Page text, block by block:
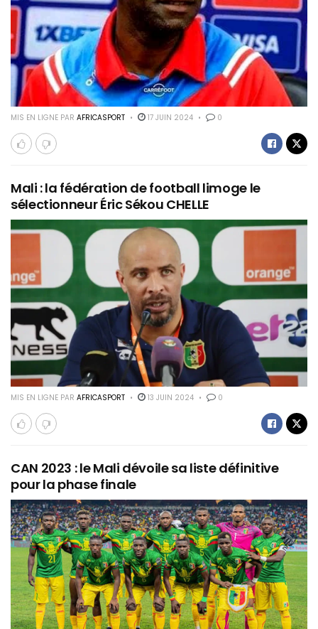
MIS EN LIGNE PAR AFRICASPORT 17 JUIN 2024 0
Mali : la fédération de football limoge le
sélectionneur Éric Sékou CHELLE
MIS EN LIGNE PAR AFRICASPORT 13 JUIN 2024 0
CAN 2023 : le Mali dévoile sa liste définitive
pour la phase finale